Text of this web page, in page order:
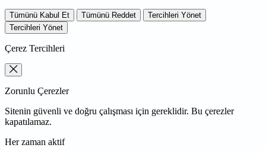
Tümünü Kabul Et Tümünü Reddet
Tercihleri Yönet
Tercihleri Yönet
Çerez Tercihleri
Zorunlu Çerezler
Sitenin güvenli ve doğru çalışması için gereklidir. Bu çerezler
kapatılamaz.
Her zaman aktif